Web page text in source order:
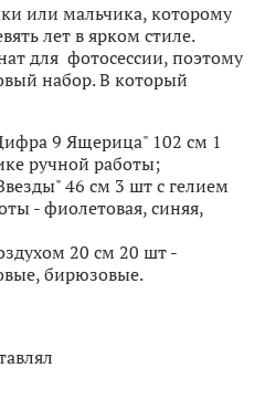
или мальчика, которому
лет в ярком стиле.
для фотосессии, поэтому
набор. В который
9 Ящерица" 102 см 1
ручной работы;
46 см 3 шт с гелием
- фиолетовая, синяя,
20 см 20 шт -
бирюзовые.